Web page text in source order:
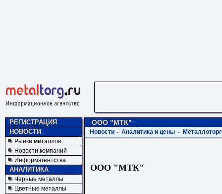
РЕГИСТРАЦИЯ
НОВОСТИ
Рынка металлов
Новости компаний
Информагентства
АНАЛИТИКА
Черные металлы
Цветные металлы
ООО "МТК"
Новости Аналитика и цены
ООО "МТК"